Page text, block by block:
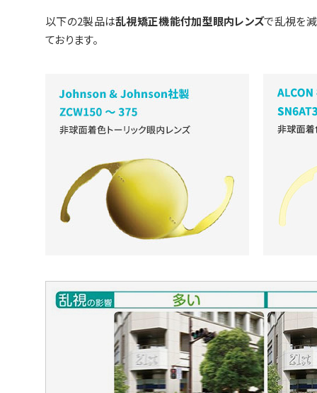
以下の2製品は乱視矯正機能付加型眼内レンズで乱視を
ております。